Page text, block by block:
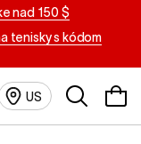
nad 150 $
tenisky s kódom
US